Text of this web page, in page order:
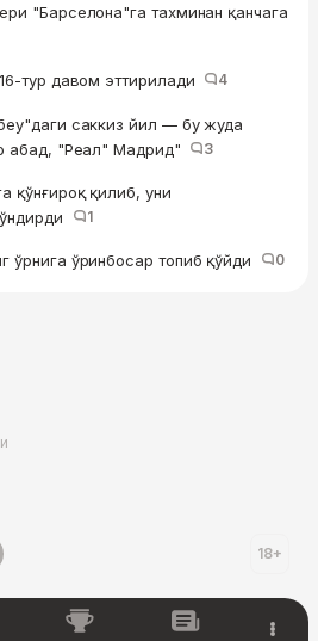
"Барселона"га тахминан қанчага
тур давом эттирилади 4
саккиз йил — бу жуда
абад, "Реал" Мадрид"
3
қўнғироқ қилиб, уни
1
ўрнига ўринбосар топиб қўйди 0
18+